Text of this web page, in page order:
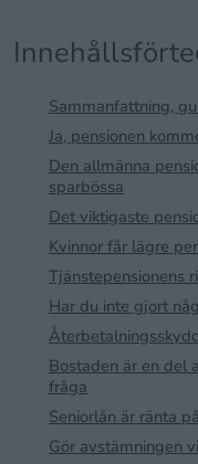
Sammanfattning,
Ja, pensionen
Den allmänna
sparbössa
Det viktigaste
Kvinnor får lägre
Tjänstepensionens
Har du inte gjort
Bostaden är en del
fråga
Seniorlån är ränta
Gör avstämningen